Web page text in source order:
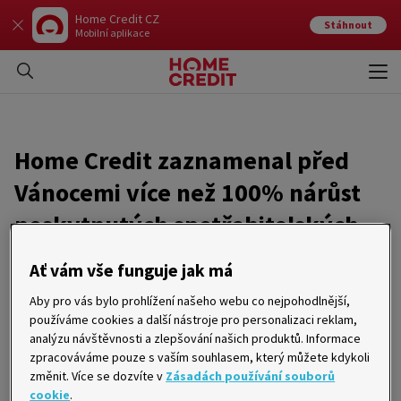
Home Credit CZ
Mobilní aplikace
Stáhnout
Home Credit zaznamenal před
Vánocemi více než 100% nárůst
poskytnutých spotřebitelských
úvěrů
12. 01. 2005
Praha 12. 1. 2005 – Společnost Home Credit Finance, jedna
z největších společností poskytující spotřebitelské
financování, v roce 2004 profinancovala nákupy klientů
v celkové výši 6,24 miliardy korun, což v meziročním srovnání
Ať vám vše funguje jak má
Aby pro vás bylo prohlížení našeho webu co nejpohodlnější,
používáme cookies a další nástroje pro personalizaci reklam,
analýzu návštěvnosti a zlepšování našich produktů. Informace
zpracováváme pouze s vaším souhlasem, který můžete kdykoli
změnit. Více se dozvíte v Zásadách používání souborů
cookie.